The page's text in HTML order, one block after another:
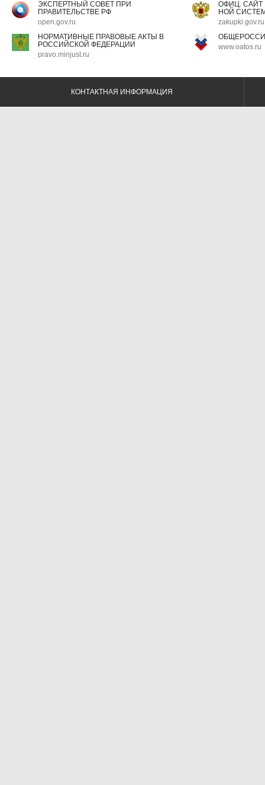
ЭКСПЕРТНЫЙ СОВЕТ ПРИ
ПРАВИТЕЛЬСТВЕ РФ
open.gov.ru
ОФИЦ.
НОЙ
zakupki.gov.ru
НОРМАТИВНЫЕ ПРАВОВЫЕ АКТЫ В
РОССИЙСКОЙ ФЕДЕРАЦИИ
pravo.minjust.ru
www.oatos.ru
КОНТАКТНАЯ ИНФОРМАЦИЯ